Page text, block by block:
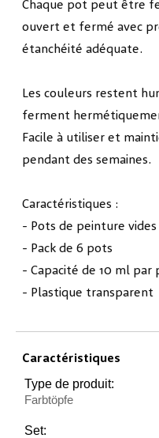
Chaque pot peut être
ouvert et fermé avec
étanchéité adéquate.
Les couleurs restent
ferment
Facile à utiliser et
pendant des semaines.
Caractéristiques :
- Pots de peinture vides
- Pack de 6 pots
- Capacité de 10 ml par
- Plastique transparent
Caractéristiques
Type de produit:
Farbtöpfe
Set: